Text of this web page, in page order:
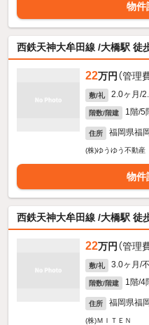
物件
西鉄天神大牟田線 /大橋駅 徒
22万円 （管理
敷/礼 2.0ヶ月/
階数/階建 1階/5
住所 福岡県福
(株)ゆうゆう不動産
物件
西鉄天神大牟田線 /大橋駅 徒
22万円 （管理
敷/礼 3.0ヶ月/
階数/階建 1階/4
住所 福岡県福
(株)ＭＩＴＥＮ